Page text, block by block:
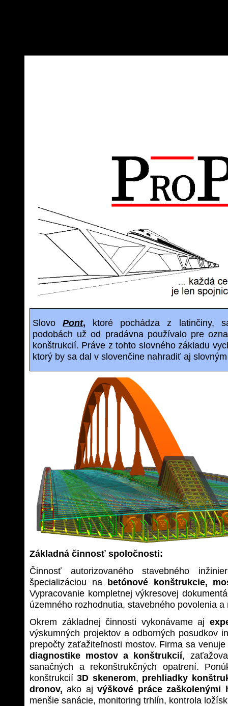
SlovoPont, ktoré pochádza z latinčiny,
podobách už od pradávna používalo pre
konštrukcií. Práve z tohto slovného základu
ktorý by sa dal v slovenčine nahradiť aj
Základná činnosť spoločnosti:
Činnosť autorizovaného stavebného
špecializáciou na
betónové konštrukcie,
Vypracovanie kompletnej výkresovej
územného rozhodnutia, stavebného povolenia a
Okrem základnej činnosti vykonávame aj
výskumných projektov a odborných posudkov
prepočty zaťažiteľnosti mostov. Firma sa
diagnostike mostov a konštrukcií,
sanačných a rekonštrukčných opatrení.
konštrukcií3D skenerom, prehliadky
dronov,ako aj výškové práce zaškolenými
menšie sanácie, monitoring trhlín, kontrola